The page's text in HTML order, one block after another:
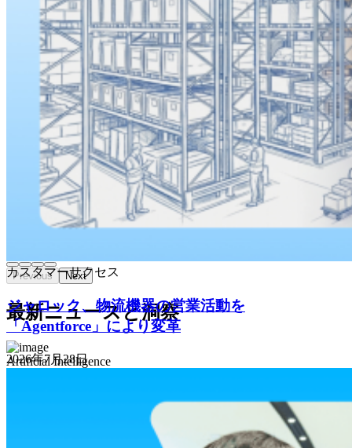
カスタマーサクセス
ジャロック、物流機器の営業活動を
「Agentforce」により変革
2026年7月28日
Previous Next
最新ニュースと洞察
Artificial Intelligence
を締結 全社的なAIエージェント活用に向けた取